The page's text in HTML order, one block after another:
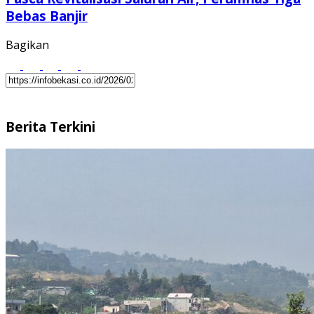
Bebas Banjir
Bagikan
Berita Terkini